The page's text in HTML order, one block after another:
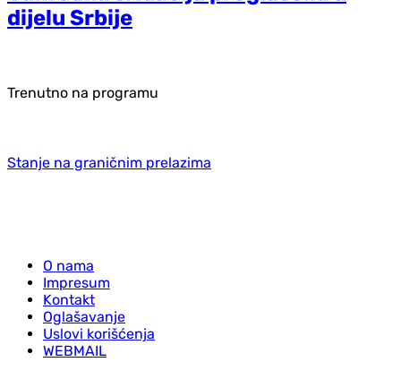
dijelu Srbije
Trenutno na programu
Stanje na graničnim prelazima
O nama
Impresum
Kontakt
Oglašavanje
Uslovi korišćenja
WEBMAIL